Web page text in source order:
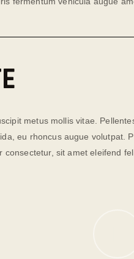
metus mollis vitae.
eu rhoncus augue volutpat.
sit amet eleifend